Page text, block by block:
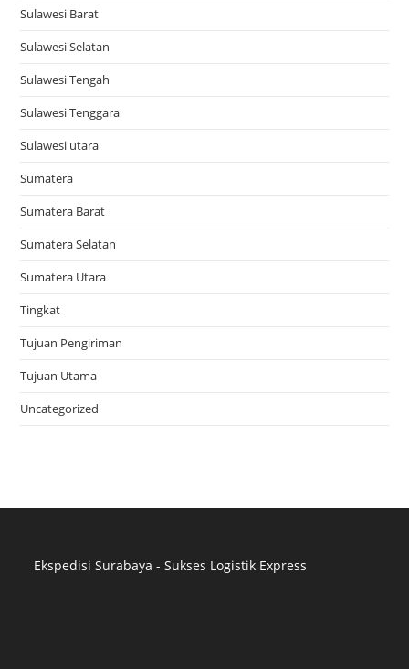
Sulawesi Barat
Sulawesi Selatan
Sulawesi Tengah
Sulawesi Tenggara
Sulawesi utara
Sumatera
Sumatera Barat
Sumatera Selatan
Sumatera Utara
Tingkat
Tujuan Pengiriman
Tujuan Utama
Uncategorized
Ekspedisi Surabaya - Sukses Logistik Express